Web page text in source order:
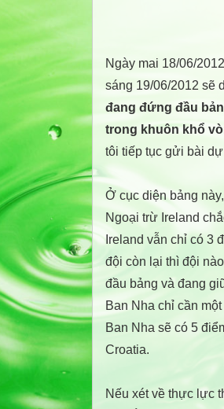
Ngày mai 18/06/
sáng 19/06/2012 sẽ
đang đứng đầu
trong khuôn khổ
tôi tiếp tục gửi bài
Ở cục diện bảng
Ngoại trừ Ireland
Ireland vẫn chỉ có 3
đội còn lại thì đội
đầu bảng và đang
Ban Nha chỉ cần
Ban Nha sẽ có 5
Croatia.
Nếu xét về thực lực